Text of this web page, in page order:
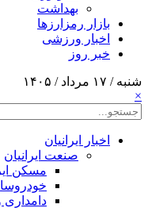
بهداشت
بازار رمزارزها
اخبار ورزشی
خبر روز
شنبه / ۱۷ مرداد / ۱۴۰۵
×
اخبار ایرانیان
صنعت ایرانیان
مسکن
دامداری